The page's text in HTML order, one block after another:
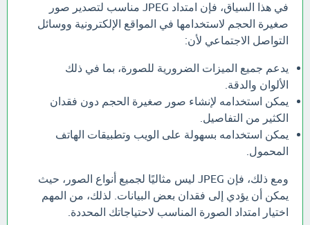
في هذا السياق، فإن امتداد JPEG مناسب لتصدير صور
صغيرة الحجم لاستخدامها في المواقع الإلكترونية ووسائل
التواصل الاجتماعي لأن:
يدعم جميع الميزات الضرورية للصورة، بما في ذلك
الألوان والدقة.
يمكن استخدامه لإنشاء صور صغيرة الحجم دون فقدان
الكثير من التفاصيل.
يمكن استخدامه بسهولة على الويب وتطبيقات الهاتف
المحمول.
ومع ذلك، فإن JPEG ليس مثاليًا لجميع أنواع الصور، حيث
يمكن أن يؤدي إلى فقدان بعض البيانات. لذلك، من المهم
اختيار امتداد الصورة المناسب لاحتياجاتك المحددة.